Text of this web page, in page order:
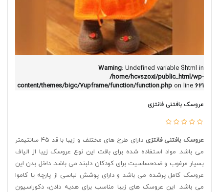
Warning: Undefined variable $html in
/home/hcvszoxi/public_html/wp-
content/themes/bigc/7upframe/function/function.php on line 621
عروسک بافتنی فانتزی
عروسک بافتنی فانتزی
دارای طرح های مختلف و زیبا با قد ۴۵ سانتیمتر
می باشد. مواد استفاده شده برای بافت این نوع عروسک زیبا از الیاف
بسیار مرغوب و ضدحساسیت برای کودکان دلبند می باشد. داخل بدن این
عروسک کامل پرشده می باشد و دارای پوشش لباسی از پارچه یا کاموا
می باشد. این عروسک های زیبا مناسب برای هدیه دادن، دکوراسیون